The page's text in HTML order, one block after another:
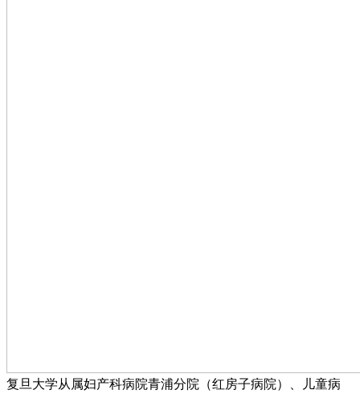
复旦大学从属妇产科病院青浦分院（红房子病院）、儿童病